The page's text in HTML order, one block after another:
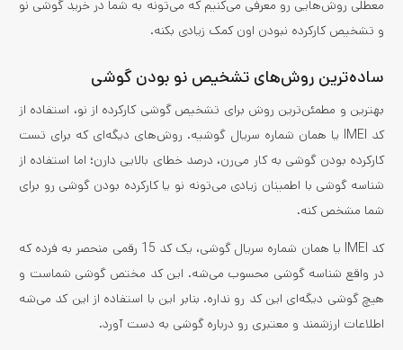
معطلی روش‌هایی رو معرفی می‌کنیم که می‌تونه به شما در خرید گوشی نو
و تشخیص کارکرده نبودن اون کمک زیادی بکنه.
ساده‌ترین روش‌های تشخیص نو بودن گوشی
بهترین و مطمئن‌ترین روش برای تشخیص گوشی کارکرده از نو، استفاده از
کد IMEI یا همان شماره سریال گوشیه. روش‌های دیگه‌ای که برای تست
کارکرده بودن گوشی به کار می‌رن، درصد خطای بالایی دارن؛ اما استفاده از
شناسه گوشی با اطمینان زیادی می‌تونه نو یا کارکرده بودن گوشی رو برای
شما مشخص کنه.
کد IMEI یا همان شماره سریال گوشی، یک کد 15 رقمی منحصر به فرده که
در واقع شناسه گوشی محسوب می‌شه. این کد مختص گوشی شماست و
هیچ گوشی دیگه‌ای این کد رو نداره. بنابر این با استفاده از این کد می‌شه
اطلاعات ارزشمند و معتبری رو درباره گوشی به دست آورد.